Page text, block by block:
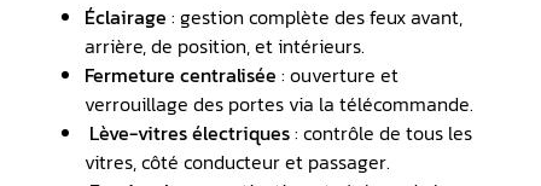
Éclairage : gestion complète des feux avant,
arrière, de position, et intérieurs.
Fermeture centralisée : ouverture et
verrouillage des portes via la télécommande.
Lève-vitres électriques: contrôle de tous les
vitres, côté conducteur et passager.